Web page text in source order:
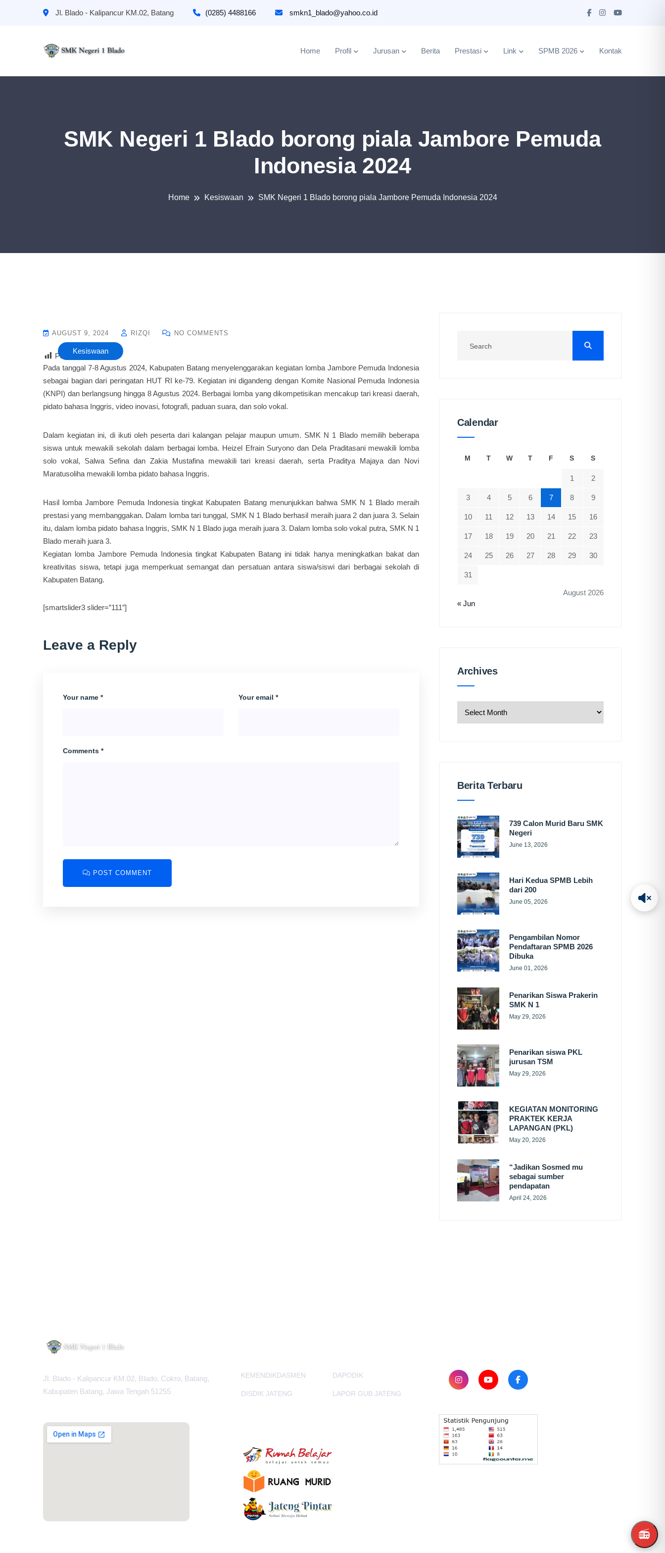
📻
Jl. Blado - Kalipancur KM.02, Batang (0285) 4488166 smkn1_blado@yahoo.co.id
Home Profil Jurusan Berita Prestasi Link SPMB 2026 Kontak
SMK Negeri 1 Blado borong piala Jambore Pemuda
Indonesia 2024
Home Kesiswaan SMK Negeri 1 Blado borong piala Jambore Pemuda Indonesia 2024
Kesiswaan
AUGUST 9, 2024 RIZQI NO COMMENTS
Post Views : 15
Pada tanggal 7-8 Agustus 2024, Kabupaten Batang menyelenggarakan kegiatan lomba Jambore Pemuda Indonesia
sebagai bagian dari peringatan HUT RI ke-79. Kegiatan ini digandeng dengan Komite Nasional Pemuda Indonesia
(KNPI) dan berlangsung hingga 8 Agustus 2024. Berbagai lomba yang dikompetisikan mencakup tari kreasi daerah,
pidato bahasa Inggris, video inovasi, fotografi, paduan suara, dan solo vokal.
Dalam kegiatan ini, di ikuti oleh peserta dari kalangan pelajar maupun umum. SMK N 1 Blado memilih beberapa
siswa untuk mewakili sekolah dalam berbagai lomba. Heizel Efrain Suryono dan Dela Praditasani mewakili lomba
solo vokal, Salwa Sefina dan Zakia Mustafina mewakili tari kreasi daerah, serta Praditya Majaya dan Novi
Maratusoliha mewakili lomba pidato bahasa Inggris.
Hasil lomba Jambore Pemuda Indonesia tingkat Kabupaten Batang menunjukkan bahwa SMK N 1 Blado meraih
prestasi yang membanggakan. Dalam lomba tari tunggal, SMK N 1 Blado berhasil meraih juara 2 dan juara 3. Selain
itu, dalam lomba pidato bahasa Inggris, SMK N 1 Blado juga meraih juara 3. Dalam lomba solo vokal putra, SMK N 1
Blado meraih juara 3.
Kegiatan lomba Jambore Pemuda Indonesia tingkat Kabupaten Batang ini tidak hanya meningkatkan bakat dan
kreativitas siswa, tetapi juga memperkuat semangat dan persatuan antara siswa/siswi dari berbagai sekolah di
Kabupaten Batang.
[smartslider3 slider=”111″]
Leave a Reply
Your name * Your email *
Comments *
POST COMMENT
Calendar
August 2026
M T W T F S S
1 2
3 4 5 6 7 8 9
10 11 12 13 14 15 16
17 18 19 20 21 22 23
24 25 26 27 28 29 30
31
« Jun
ArchivesArchives
Berita Terbaru
739 Calon Murid Baru SMK
Negeri
June 13, 2026
Hari Kedua SPMB Lebih
dari 200
June 05, 2026
Pengambilan Nomor
Pendaftaran SPMB 2026
Dibuka
June 01, 2026
Penarikan Siswa Prakerin
SMK N 1
May 29, 2026
Penarikan siswa PKL
jurusan TSM
May 29, 2026
KEGIATAN MONITORING
PRAKTEK KERJA
LAPANGAN (PKL)
May 20, 2026
“Jadikan Sosmed mu
sebagai sumber
pendapatan
April 24, 2026
Jl. Blado - Kalipancur KM.02, Blado, Cokro, Batang,
Kabupaten Batang, Jawa Tengah 51255
KEMENDIKDASMEN DAPODIK
DISDIK JATENG LAPOR GUB JATENG